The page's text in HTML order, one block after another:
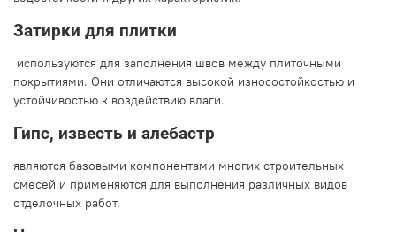
Затирки для плитки
используются для заполнения швов между плиточными
покрытиями. Они отличаются высокой износостойкостью и
устойчивостью к воздействию влаги.
Гипс, известь и алебастр
являются базовыми компонентами многих строительных
смесей и применяются для выполнения различных видов
отделочных работ.